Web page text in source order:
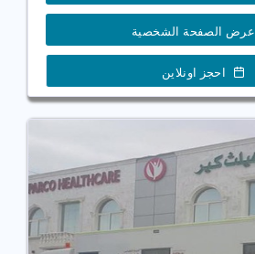
عرض الصفحة الشخصية
احجز اونلاين